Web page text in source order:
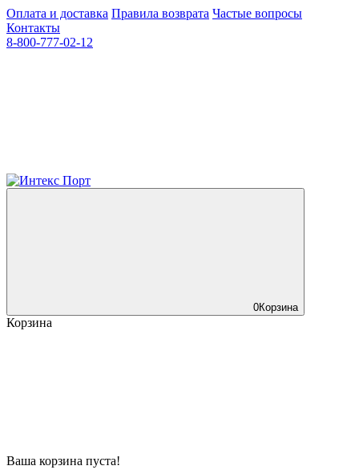
Оплата и доставка Правила возврата Частые вопросы
Контакты
8-800-777-02-12
0Корзина
Корзина
Ваша корзина пуста!